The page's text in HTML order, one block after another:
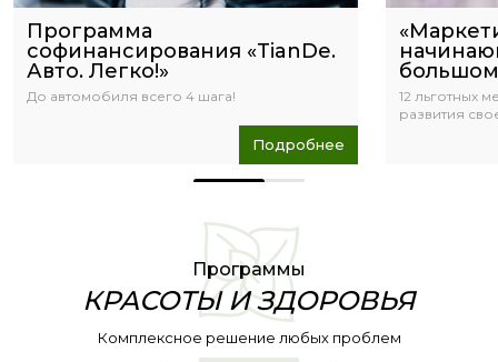
Программа
софинансирования «TianDe.
Авто. Легко!»
До автомобиля всего 4 шага!
Подробнее
12 льготных
развития
Программы
КРАСОТЫ И ЗДОРОВЬЯ
Комплексное решение любых проблем